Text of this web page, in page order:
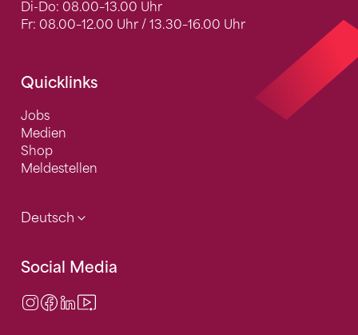
Di-Do: 08.00–13.00 Uhr
Fr: 08.00–12.00 Uhr / 13.30–16.00 Uhr
Quicklinks
Jobs
Medien
Shop
Meldestellen
Deutsch
Social Media
Instagram
Facebook
LinkedIn